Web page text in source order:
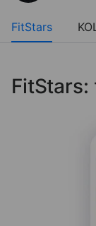
FitStars
FitStars: